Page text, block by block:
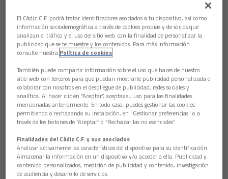
El Cádiz C.F. podrá tratar identificadores asociados a tu dispositivo, así como
información sociodemográfica a través de cookies propias y de socios que
analizan el tráfico y el uso del sitio web con la finalidad de personalizar la
publicidad que se te muestre y los contenidos. Para más información
consulte nuestra Política de cookies
También puede compartir información sobre el uso que haces de nuestro
sitio web con terceros para que puedan mostrarte publicidad personalizada o
colaborar con nosotros en el despliegue de publicidad, redes sociales y
analítica. Al hacer clic en “Aceptar”, aceptas su uso para las finalidades
mencionadas anteriormente. En todo caso, puedes gestionar las cookies,
permitiendo o rechazando su instalación, en "Gestionar preferencias" o a
través de los botones de “Aceptar” o “Rechazar las no esenciales”.
Finalidades del Cádiz C.F. y sus asociados
Analizar activamente las características del dispositivo para su identificación.
Almacenar la información en un dispositivo y/o acceder a ella. Publicidad y
contenido personalizados, medición de publicidad y contenido, investigación
de audiencia y desarrollo de servicios.